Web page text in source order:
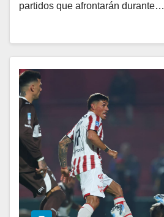
partidos que afrontarán durante…